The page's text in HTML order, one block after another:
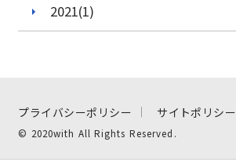
中学3年生
高校3年生
2021(1)
プライバシーポリシー サイトポリシー
© 2020with All Rights Reserved.